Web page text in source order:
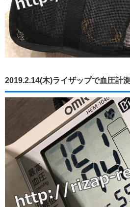
2019.2.14(木)ライザップで血圧計測